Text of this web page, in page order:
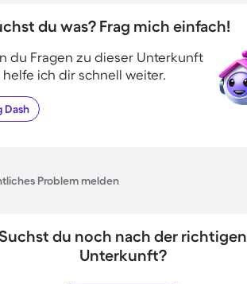
du was? Frag mich einfach!
du Fragen zu dieser Unterkunft
helfe ich dir schnell weiter.
Dash
Problem melden
du noch nach der richtigen
Unterkunft?